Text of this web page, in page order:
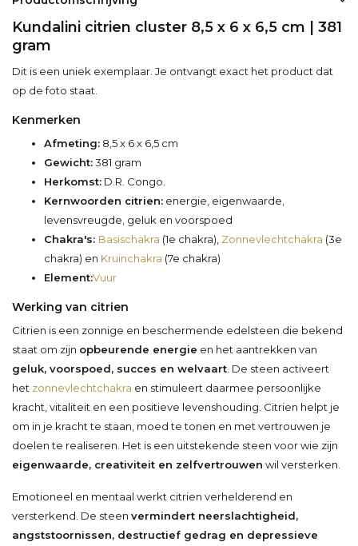
Kundalini citrien cluster 8,5 x 6 x 6,5 cm | 381
gram
Dit is een uniek exemplaar. Je ontvangt exact het product dat
op de foto staat.
Kenmerken
Afmeting: 8,5 x 6 x 6,5 cm
Gewicht:381 gram
Herkomst: D.R. Congo.
Kernwoorden citrien: energie, eigenwaarde,
levensvreugde, geluk en voorspoed
Chakra's: Basischakra (1e chakra), Zonnevlechtchakra (3e
chakra) en Kruinchakra (7e chakra)
Element:Vuur
Werking van citrien
Citrien is een zonnige en beschermende edelsteen die bekend
staat om zijn opbeurende energie en het aantrekken van
geluk, voorspoed, succes en welvaart . De steen activeert
het zonnevlechtchakra en stimuleert daarmee persoonlijke
kracht, vitaliteit en een positieve levenshouding. Citrien helpt je
om in je kracht te staan, moed te tonen en met vertrouwen je
doelen te realiseren. Het is een uitstekende steen voor wie zijn
eigenwaarde, creativiteit en zelfvertrouwen wil versterken.
Emotioneel en mentaal werkt citrien verhelderend en
versterkend. De steen vermindert neerslachtigheid,
angststoornissen, destructief gedrag en depressieve